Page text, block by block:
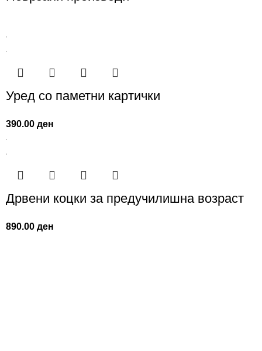
Уред со паметни картички
390.00ден
Дрвени коцки за предучилишна возраст
890.00ден